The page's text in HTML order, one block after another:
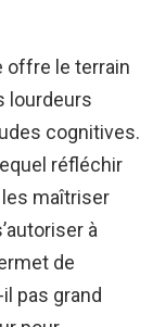
offre le terrain
lourdeurs
cognitives.
réfléchir
maîtriser
à
de
pas grand